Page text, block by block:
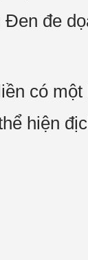
đe
có một
hiện